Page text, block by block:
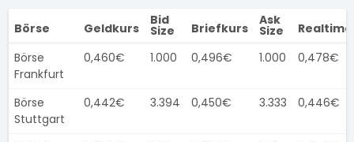
Börse Geldkurs
Bid
Size Briefkurs
Ask
Size
Börse
Frankfurt
0,460€ 1.000 0,496€ 1.000 0,478€
Börse
Stuttgart
0,442€ 3.394 0,450€ 3.333 0,446€